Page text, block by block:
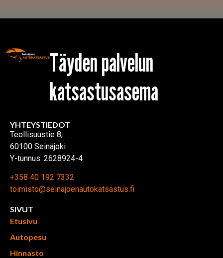
Täyden palvelun
katsastusasema
YHTEYSTIEDOT
Teollisuustie 8,
60100 Seinäjoki
Y-tunnus: 2628924-4
+358 40 192 7332
toimisto@seinajoenautokatsastus.fi
SIVUT
Etusivu
Autopesu
Hinnasto